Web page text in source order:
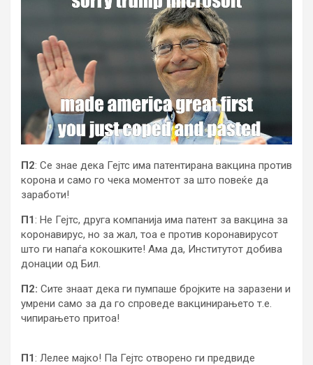
П2: Се знае дека Гејтс има патентирана вакцина против
корона и само го чека моментот за што повеќе да
заработи!
П1: Не Гејтс, друга компанија има патент за вакцина за
коронавирус, но за жал, тоа е против коронавирусот
што ги напаѓа кокошките! Ама да, Институтот добива
донации од Бил.
П2: Сите знаат дека ги пумпаше бројките на заразени и
умрени само за да го спроведе вакцинирањето т.е.
чипирањето притоа!
П1: Лелее мајко! Па Гејтс отворено ги предвиде